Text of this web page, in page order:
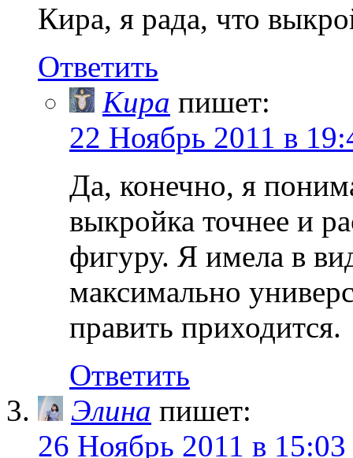
Кира, я рада, что
Ответить
Кира пишет:
22 Ноябрь 2011 в
Да, конечно, я
выкройка точнее и
фигуру. Я имела в
максимально
править приходится.
Ответить
Элина пишет:
26 Ноябрь 2011 в 15:03